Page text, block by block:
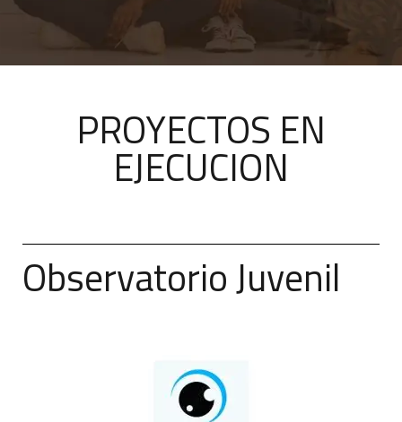
PROYECTOS EN
EJECUCION
Observatorio Juvenil